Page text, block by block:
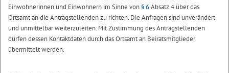
Einwohnerinnen und Einwohnern im Sinne von§ 6Absatz 4 über das
Ortsamt an die Antragstellenden zu richten. Die Anfragen sind unverändert
und unmittelbar weiterzuleiten. Mit Zustimmung des Antragstellenden
dürfen dessen Kontaktdaten durch das Ortsamt an Beiratsmitglieder
übermittelt werden.